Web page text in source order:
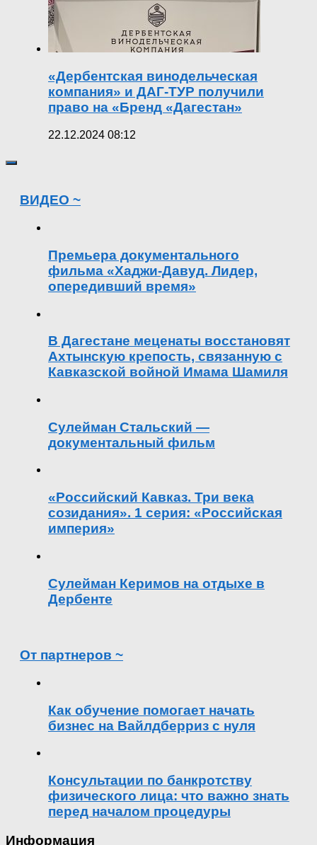
«Дербентская винодельческая
компания» и ДАГ-ТУР получили
право на «Бренд «Дагестан»
22.12.2024 08:12
ВИДЕО ~
Премьера документального
фильма «Хаджи-Давуд. Лидер,
опередивший время»
В Дагестане меценаты восстановят
Ахтынскую крепость, связанную с
Кавказской войной Имама Шамиля
Сулейман Стальский —
документальный фильм
«Российский Кавказ. Три века
созидания». 1 серия: «Российская
империя»
Сулейман Керимов на отдыхе в
Дербенте
От партнеров ~
Как обучение помогает начать
бизнес на Вайлдберриз с нуля
Консультации по банкротству
физического лица: что важно знать
перед началом процедуры
Информация